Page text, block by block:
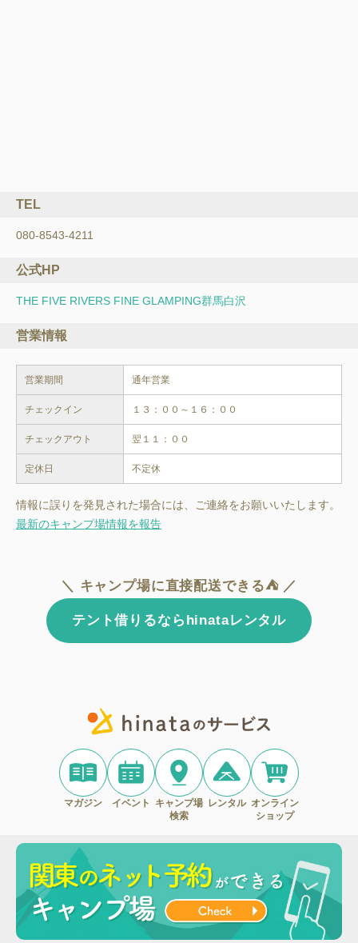
TEL
080-8543-4211
公式HP
THE FIVE RIVERS FINE GLAMPING群馬白沢
営業情報
営業期間 通年営業
チェックイン １３：００～１６：００
チェックアウト 翌１１：００
定休日 不定休
情報に誤りを発見された場合には、ご連絡をお願いいたします。
最新のキャンプ場情報を報告
＼ キャンプ場に直接配送できる⛺ ／
テント借りるならhinataレンタル
マガジン イベント
キャンプ場
検索
レンタル オンライン
ショップ